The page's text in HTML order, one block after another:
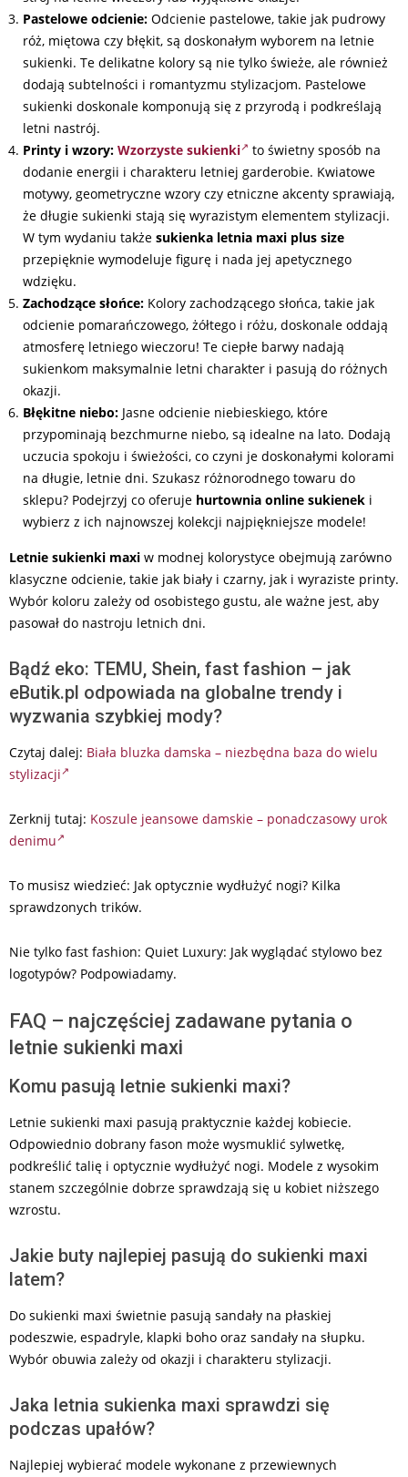
Pastelowe odcienie: Odcienie pastelowe, takie jak pudrowy
róż, miętowa czy błękit, są doskonałym wyborem na letnie
sukienki. Te delikatne kolory są nie tylko świeże, ale również
dodają subtelności i romantyzmu stylizacjom. Pastelowe
sukienki doskonale komponują się z przyrodą i podkreślają
letni nastrój.
Printy i wzory: Wzorzyste sukienki
to świetny sposób na
dodanie energii i charakteru letniej garderobie. Kwiatowe
motywy, geometryczne wzory czy etniczne akcenty sprawiają,
że długie sukienki stają się wyrazistym elementem stylizacji.
W tym wydaniu także sukienka letnia maxi plus size
przepięknie wymodeluje figurę i nada jej apetycznego
wdzięku.
Zachodzące słońce: Kolory zachodzącego słońca, takie jak
odcienie pomarańczowego, żółtego i różu, doskonale oddają
atmosferę letniego wieczoru! Te ciepłe barwy nadają
sukienkom maksymalnie letni charakter i pasują do różnych
okazji.
Błękitne niebo: Jasne odcienie niebieskiego, które
przypominają bezchmurne niebo, są idealne na lato. Dodają
uczucia spokoju i świeżości, co czyni je doskonałymi kolorami
na długie, letnie dni. Szukasz różnorodnego towaru do
sklepu? Podejrzyj co oferuje hurtownia online sukienek i
wybierz z ich najnowszej kolekcji najpiękniejsze modele!
Letnie sukienki maxi w modnej kolorystyce obejmują zarówno
klasyczne odcienie, takie jak biały i czarny, jak i wyraziste printy.
Wybór koloru zależy od osobistego gustu, ale ważne jest, aby
pasował do nastroju letnich dni.
Bądź eko: TEMU, Shein, fast fashion – jak
eButik.pl odpowiada na globalne trendy i
wyzwania szybkiej mody?
Czytaj dalej: Biała bluzka damska – niezbędna baza do wielu
stylizacji
Zerknij tutaj: Koszule jeansowe damskie – ponadczasowy urok
denimu
To musisz wiedzieć: Jak optycznie wydłużyć nogi? Kilka
sprawdzonych trików.
Nie tylko fast fashion: Quiet Luxury: Jak wyglądać stylowo bez
logotypów? Podpowiadamy.
FAQ – najczęściej zadawane pytania o
letnie sukienki maxi
Komu pasują letnie sukienki maxi?
Letnie sukienki maxi pasują praktycznie każdej kobiecie.
Odpowiednio dobrany fason może wysmuklić sylwetkę,
podkreślić talię i optycznie wydłużyć nogi. Modele z wysokim
stanem szczególnie dobrze sprawdzają się u kobiet niższego
wzrostu.
Jakie buty najlepiej pasują do sukienki maxi
latem?
Do sukienki maxi świetnie pasują sandały na płaskiej
podeszwie, espadryle, klapki boho oraz sandały na słupku.
Wybór obuwia zależy od okazji i charakteru stylizacji.
Jaka letnia sukienka maxi sprawdzi się
podczas upałów?
Najlepiej wybierać modele wykonane z przewiewnych